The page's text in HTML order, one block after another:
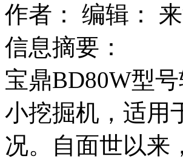
作者： 编辑：
信息摘要：
宝鼎BD80W型
小挖掘机，适用
况。自面世以来